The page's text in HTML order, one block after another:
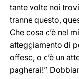
tante volte noi
tranne questo,
Che cosa c’è nel
atteggiamento di
offeso, o c’è un
pagherai!”.